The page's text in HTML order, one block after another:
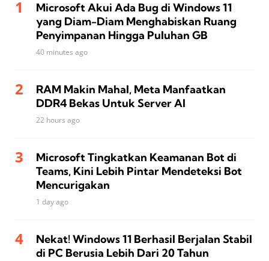
Microsoft Akui Ada Bug di Windows 11
yang Diam-Diam Menghabiskan Ruang
Penyimpanan Hingga Puluhan GB
40 minutes ago
RAM Makin Mahal, Meta Manfaatkan
DDR4 Bekas Untuk Server AI
22 hours ago
Microsoft Tingkatkan Keamanan Bot di
Teams, Kini Lebih Pintar Mendeteksi Bot
Mencurigakan
1 day ago
Nekat! Windows 11 Berhasil Berjalan Stabil
di PC Berusia Lebih Dari 20 Tahun